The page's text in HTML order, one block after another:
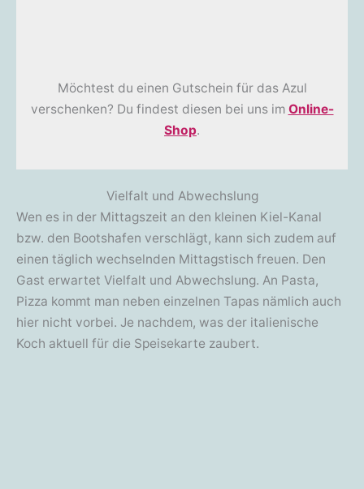
Möchtest du einen Gutschein für das Azul
verschenken? Du findest diesen bei uns im Online-
Shop.
Vielfalt und Abwechslung
Wen es in der Mittagszeit an den kleinen Kiel-Kanal
bzw. den Bootshafen verschlägt, kann sich zudem auf
einen täglich wechselnden Mittagstisch freuen. Den
Gast erwartet Vielfalt und Abwechslung. An Pasta,
Pizza kommt man neben einzelnen Tapas nämlich auch
hier nicht vorbei. Je nachdem, was der italienische
Koch aktuell für die Speisekarte zaubert.